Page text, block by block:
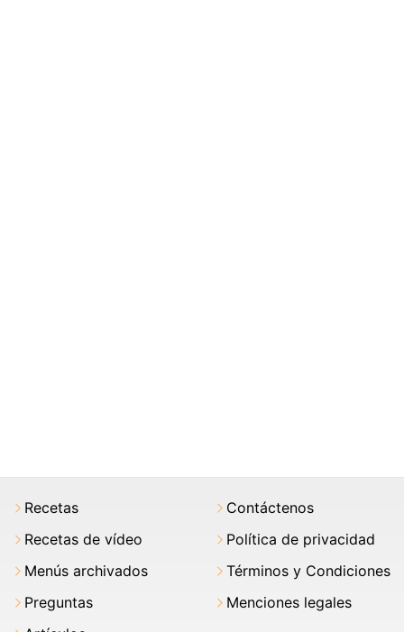
Recetas
Recetas de vídeo
Menús archivados
Preguntas
Contáctenos
Política de privacidad
Términos y Condiciones
Menciones legales